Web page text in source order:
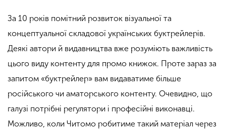
За 10 років помітний розвиток візуальної та
концептуальної складової українських буктрейлерів.
Деякі автори й видавництва вже розуміють важливість
цього виду контенту для промо книжок. Проте зараз за
запитом «буктрейлер» вам видаватиме більше
російського чи аматорського контенту. Очевидно, що
галузі потрібні регулятори і професійні виконавці.
Можливо, коли Читомо робитиме такий матеріал через